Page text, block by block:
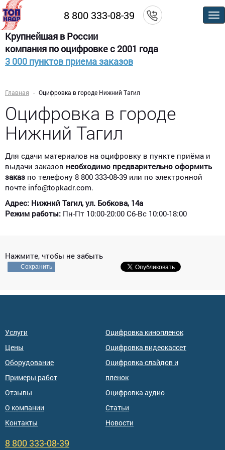
8 800 333-08-39
Крупнейшая в России
компания по оцифровке с 2001 года
3 000 пунктов приема заказов
Главная Оцифровка в городе Нижний Тагил
Оцифровка в городе
Нижний Тагил
Для сдачи материалов на оцифровку в пункте приёма и
выдачи заказов необходимо предварительно оформить
заказ по телефону 8 800 333-08-39 или по электронной
почте info@topkadr.com.
Адрес: Нижний Тагил, ул. Бобкова, 14а​
Режим работы: Пн-Пт 10:00-20:00 Сб-Вс 10:00-18:00
Нажмите, чтобы не забыть
Сохранить
Услуги
Цены
Оборудование
Примеры работ
Отзывы
О компании
Контакты
Оцифровка кинопленок
Оцифровка видеокассет
Оцифровка слайдов и
пленок
Оцифровка аудио
Статьи
Новости
8 800 333-08-39